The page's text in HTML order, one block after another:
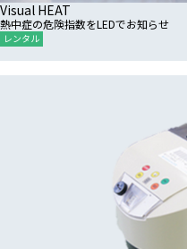
Visual HEAT
熱中症の危険指数をLEDでお知らせ
レンタル